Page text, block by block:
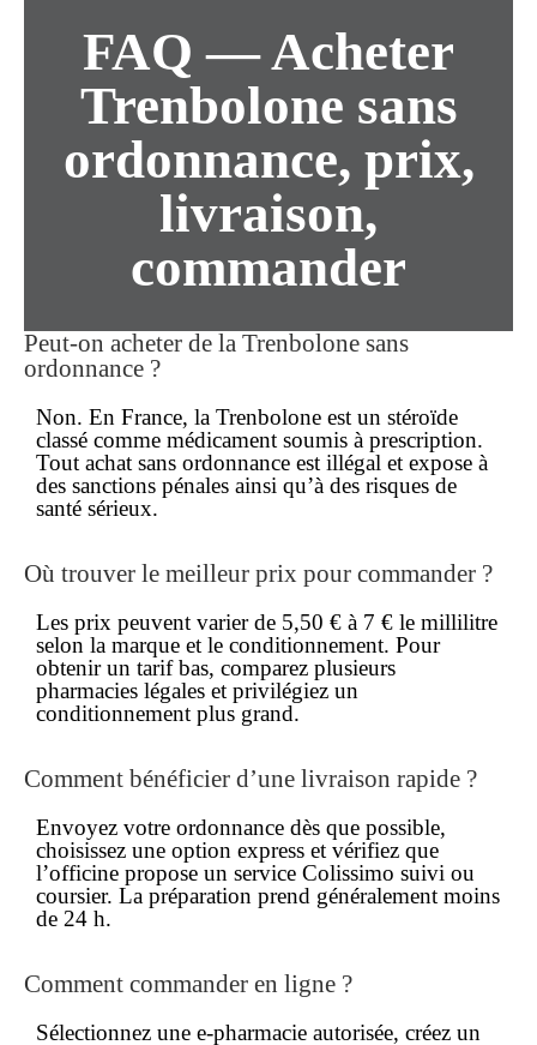
FAQ — Acheter
Trenbolone sans
ordonnance, prix,
livraison,
commander
Peut-on acheter de la Trenbolone sans
ordonnance ?
Non. En France, la Trenbolone est un stéroïde
classé comme médicament soumis à prescription.
Tout achat sans ordonnance est illégal et expose à
des sanctions pénales ainsi qu’à des risques de
santé sérieux.
Où trouver le meilleur prix pour commander ?
Les prix peuvent varier de 5,50 € à 7 € le millilitre
selon la marque et le conditionnement. Pour
obtenir un tarif bas, comparez plusieurs
pharmacies légales et privilégiez un
conditionnement plus grand.
Comment bénéficier d’une livraison rapide ?
Envoyez votre ordonnance dès que possible,
choisissez une option express et vérifiez que
l’officine propose un service Colissimo suivi ou
coursier. La préparation prend généralement moins
de 24 h.
Comment commander en ligne ?
Sélectionnez une e‐pharmacie autorisée, créez un